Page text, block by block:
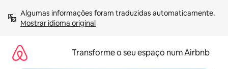
para
Mostrar idioma original
Transforme o seu espaço num Airbnb